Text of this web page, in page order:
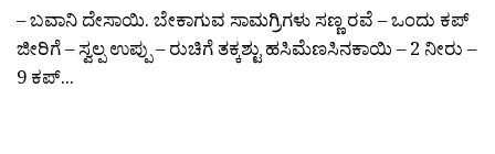
– ಬವಾನಿ ದೇಸಾಯಿ. ಬೇಕಾಗುವ ಸಾಮಗ್ರಿಗಳು ಸಣ್ಣ ರವೆ – ಒಂದು ಕಪ್
ಜೀರಿಗೆ – ಸ್ವಲ್ಪ ಉಪ್ಪು – ರುಚಿಗೆ ತಕ್ಕಶ್ಟು ಹಸಿಮೆಣಸಿನಕಾಯಿ – 2 ನೀರು –
9 ಕಪ್...